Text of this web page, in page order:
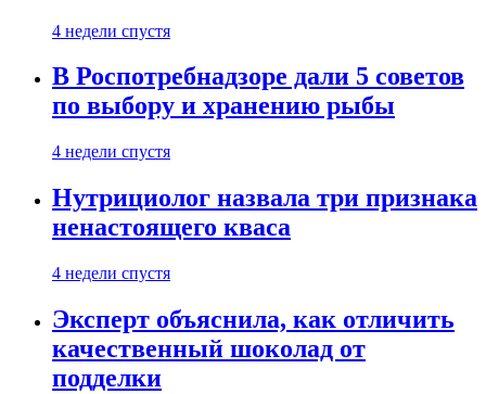
4 недели спустя
В Роспотребнадзоре дали 5 советов
по выбору и хранению рыбы
4 недели спустя
Нутрициолог назвала три признака
ненастоящего кваса
4 недели спустя
Эксперт объяснила, как отличить
качественный шоколад от
подделки